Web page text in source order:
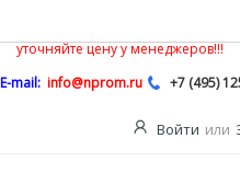
уточняйте цену у менеджеров!!!
E-mail: info@nprom.ru +7 (495)
Войти или